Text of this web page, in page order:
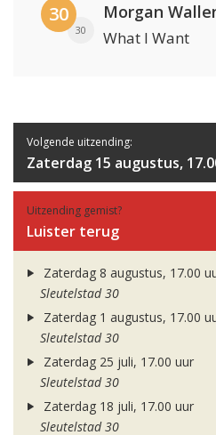
30
30
Morgan
What I Want
Volgende uitzending:
Zaterdag 15 augustus,
Uitzending gemist?
Luister terug
Zaterdag 8 augustus, 17.00
Sleutelstad 30
Zaterdag 1 augustus, 17.00
Sleutelstad 30
Zaterdag 25 juli, 17.00 uur
Sleutelstad 30
Zaterdag 18 juli, 17.00 uur
Sleutelstad 30